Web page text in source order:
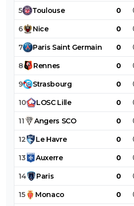
5 Toulouse 0
6 Nice 0
7 Paris Saint Germain 0
8 Rennes 0
9 Strasbourg 0
10 LOSC Lille 0
11 Angers SCO 0
12 Le Havre 0
13 Auxerre 0
14 Paris 0
15 Monaco 0